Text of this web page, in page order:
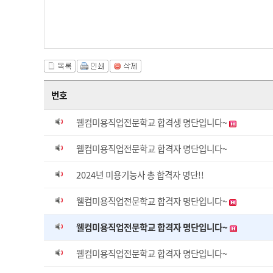
번호
웰컴미용직업전문학교 합격생 명단입니다~
웰컴미용직업전문학교 합격자 명단입니다~
2024년 미용기능사 총 합격자 명단!!
웰컴미용직업전문학교 합격자 명단입니다~
웰컴미용직업전문학교 합격자 명단입니다~
웰컴미용직업전문학교 합격자 명단입니다~